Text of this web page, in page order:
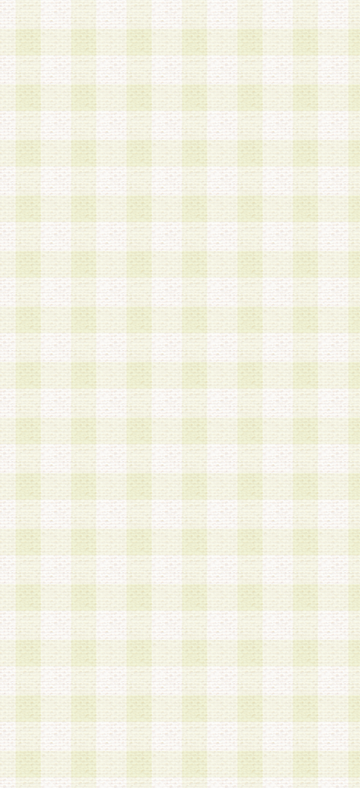
1.当社は、会員の登録情報に含まれる氏名・住所
アドレス等会員個人を識別できる情報を当社が別
シーポリシー
」に基づき適切に取り扱うものとし
は、当該個人情報を以下の各号に定める目的に利
す。なお、これら事項以外の目的で個人情報を利
かじめ会員の同意を得たうえで利用するものとし
a.本サービスの実施または運営
b.本サービスに係る謝礼、景品、調査サンプル品
c.会員からの電話、メール等の問い合わせなどへ
d.その他これらに付随する業務
2.当社は、会員個人を識別することのできる情報
会員情報を本人の承諾なく第三者に開示すること
人を識別できる情報について第三者に開示または
社は事前に会員本人の同意を得るものとします。
3.前項の定めに拘わらず、当社は、以下の目的に
意を 得ることなく、会員個人を識別できる情報
づき選定した委託業者に対して当社の責任におい
できるものとします。な お、当社は、当該委託
契約を締結しこれを遵守させるとともに、本規約
の注意をもって当該情報を使用させるものとし ま
a.本サービスに係る謝礼、景品、調査サンプル品
b.会員からの電話、メール等の問い合わせなどへ
c.モバイルリサーチ、またはグループ形式による
実施もしくは運営
d.その他これらに付随する業務
4.会員は、住所、電話番号その他の登録情報につ
合は、速やかに当社所定の変更手続きを行うもの
5.当社は、必要と認めた場合、会員に対して、電
手段により登録情報の対象者が会員登録者本人で
の内容が正確であること、アンケートの回答内容
うことができるものとます。
6.会員は、会員登録後当社が定期的に行う登録情
して、当社指定の期間内に更新手続きを行うもの
該期間内に更新手続きを行わない場合、その時点
発行したポイントは失効されるものとします。